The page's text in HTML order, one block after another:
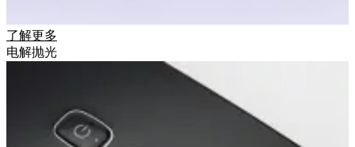
了解更多
电解抛光